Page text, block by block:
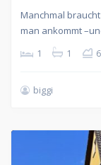
Manchmal
man ankommt
1 1
biggi